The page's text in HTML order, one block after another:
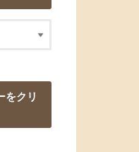
をクリ